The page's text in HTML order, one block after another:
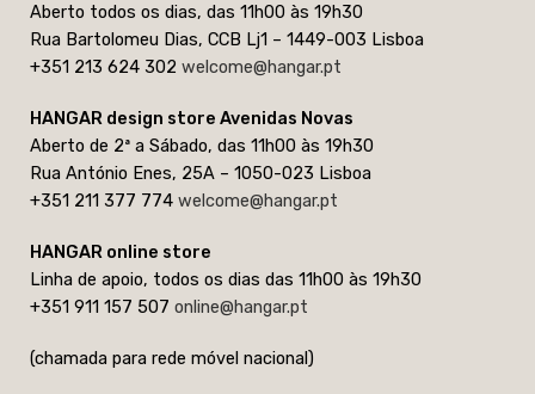
Aberto todos os dias, das 11h00 às 19h30
Rua Bartolomeu Dias, CCB Lj1 – 1449-003 Lisboa
+351 213 624 302 welcome@hangar.pt
HANGAR design store Avenidas Novas
Aberto de 2ª a Sábado, das 11h00 às 19h30
Rua António Enes, 25A – 1050-023 Lisboa
+351 211 377 774 welcome@hangar.pt
HANGAR online store
Linha de apoio, todos os dias das 11h00 às 19h30
+351 911 157 507 online@hangar.pt
(chamada para rede móvel nacional)